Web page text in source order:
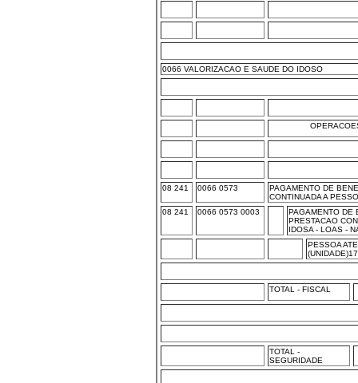
0066 VALORIZACAO E SAUDE DO IDOSO
08 241 0066 0573
PAGAMENTO DE
CONTINUADA A
08 241
0066 0573 0003
PAGAMENTO DE
PRESTACAO
IDOSA - LOAS -
PESSOA
TOTAL - FISCAL
TOTAL -
SEGURIDADE